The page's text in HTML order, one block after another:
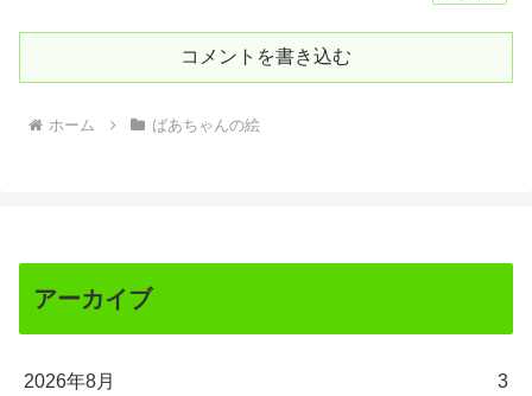
コメントを書き込む
ホーム ばあちゃんの絵
アーカイブ
2026年8月 3